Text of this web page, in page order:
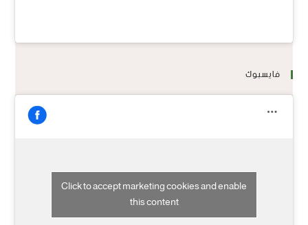
فايسبوك
Click to accept marketing cookies and enable
this content